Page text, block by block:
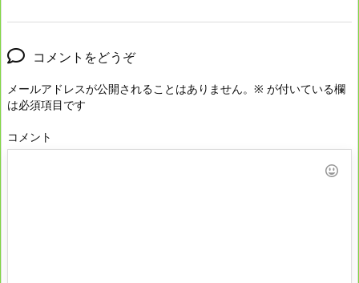
コメントをどうぞ
メールアドレスが公開されることはありません。 ※ が付いている欄
は必須項目です
コメント